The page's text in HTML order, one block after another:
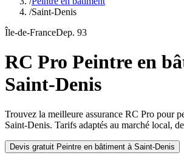
/Saint-Denis
Île-de-FranceDep. 93
RC Pro Peintre en
Saint-Denis
Trouvez la meilleure assurance RC Pro pour
Saint-Denis. Tarifs adaptés au marché local,
Devis gratuit Peintre en bâtiment à Saint-Denis